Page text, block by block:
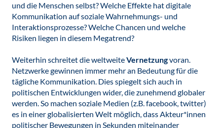
und die Menschen selbst? Welche Effekte hat digitale
Kommunikation auf soziale Wahrnehmungs- und
Interaktionsprozesse? Welche Chancen und welche
Risiken liegen in diesem Megatrend?
Weiterhin schreitet die weltweiteVernetzungvoran.
Netzwerke gewinnen immer mehr an Bedeutung für die
tägliche Kommunikation. Dies spiegelt sich auch in
politischen Entwicklungen wider, die zunehmend globaler
werden. So machen soziale Medien (z.B. facebook, twitter)
es in einer globalisierten Welt möglich, dass Akteur*innen
politischer Bewegungen in Sekunden miteinander